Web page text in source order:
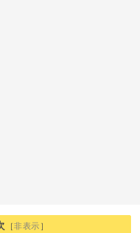
［非表示 ］